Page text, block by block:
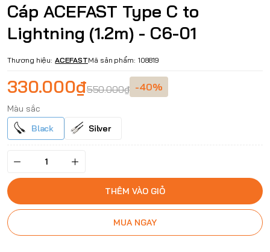
Cáp ACEFAST Type C to
Lightning (1.2m) - C6-01
Thương hiệu: ACEFASTMã sản phẩm: 108819
330.000₫550.000₫ -40%
Màu sắc
Black
Silver
THÊM VÀO GIỎ
MUA NGAY